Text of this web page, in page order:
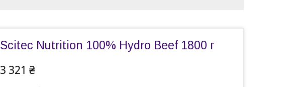
Scitec Nutrition 100% Hydro Beef 1800 г
3 321 ₴